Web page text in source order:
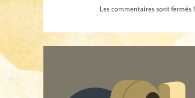
Les commentaires sont fermés !